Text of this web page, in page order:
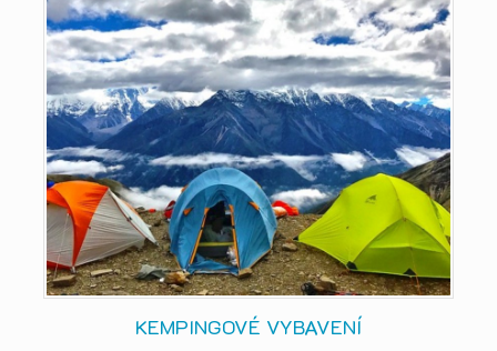
KEMPINGOVÉ VYBAVENÍ